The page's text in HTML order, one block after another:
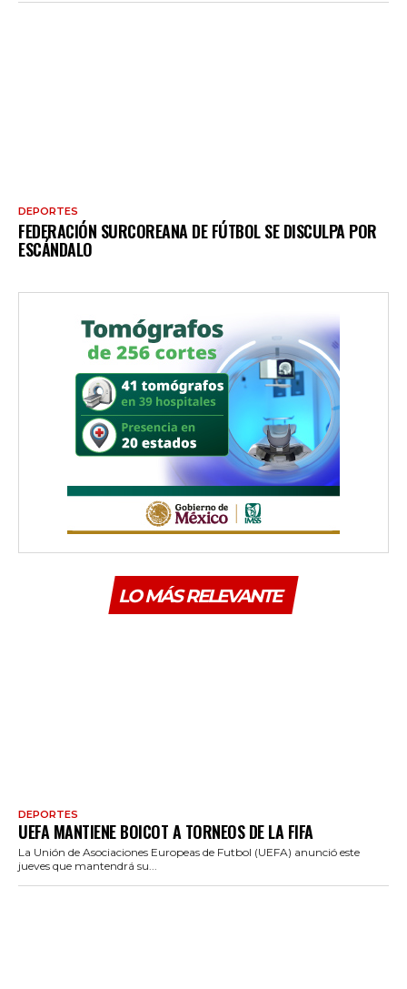
DEPORTES
FEDERACIÓN SURCOREANA DE FÚTBOL SE DISCULPA POR
ESCÁNDALO
LO MÁS RELEVANTE
DEPORTES
UEFA MANTIENE BOICOT A TORNEOS DE LA FIFA
La Unión de Asociaciones Europeas de Futbol (UEFA) anunció este
jueves que mantendrá su...